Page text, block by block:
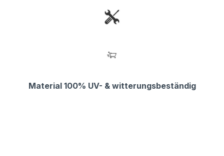
Material 100% UV- & witterungsbeständig